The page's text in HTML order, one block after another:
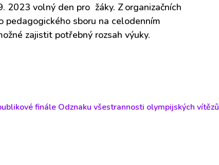
. 2023 volný den pro žáky. Z organizačních
pedagogického sboru na celodenním
zajistit potřebný rozsah výuky.
finále Odznaku všestrannosti olympijských vítězů